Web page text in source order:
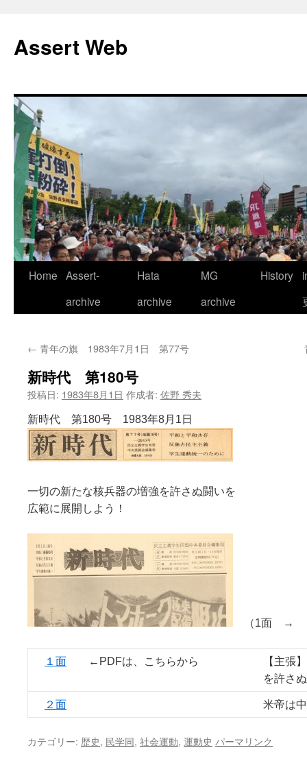
テ
ン
ス
キ
ッ
プ
Assert Web
Home Assert-
archive
Hata
archive
MG
archive
History
← 青年の旗 1983年7月1日 第77号
新時代 第180号
投稿日: 1983年8月1日 作成者: 佐野 秀夫
新時代 第180号 1983年8月1 日
一切の新たな核兵器の増強を許さぬ闘いを
広範に展開しよう！
（1面 →
１面 ←PDFは、こちらから
【主張
を許さ
２面 米帝は
カテゴリー: 歴史, 民学同, 社会運動, 運動史 パーマリンク